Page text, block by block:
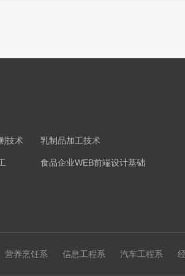
技术 乳制品加工技术
食品企业WEB前端设计基础
营养烹饪系 信息工程系 汽车工程系